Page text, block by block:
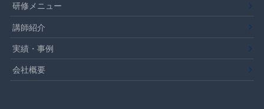
研修メニュー
講師紹介
実績・事例
会社概要